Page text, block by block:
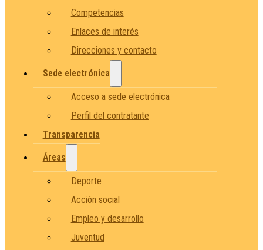
Competencias
Enlaces de interés
Direcciones y contacto
Sede electrónica
Acceso a sede electrónica
Perfil del contratante
Transparencia
Áreas
Deporte
Acción social
Empleo y desarrollo
Juventud